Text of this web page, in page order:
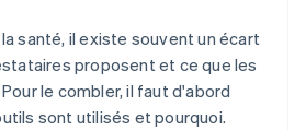
santé, il existe souvent un écart
proposent et ce que les
le combler, il faut d'abord
sont utilisés et pourquoi.